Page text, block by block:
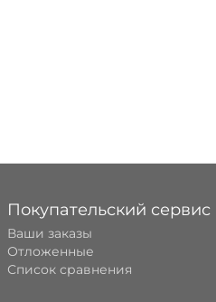
Покупательский сервис
Ваши заказы
Отложенные
Список сравнения